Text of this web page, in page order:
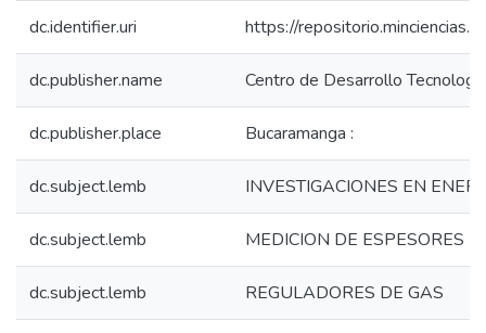
dc.identifier.uri https://
dc.publisher.name Centro de Desarrollo
dc.publisher.place Bucaramanga :
dc.subject.lemb INVESTIGACIONES EN
dc.subject.lemb MEDICION DE ESPESORES
dc.subject.lemb REGULADORES DE GAS